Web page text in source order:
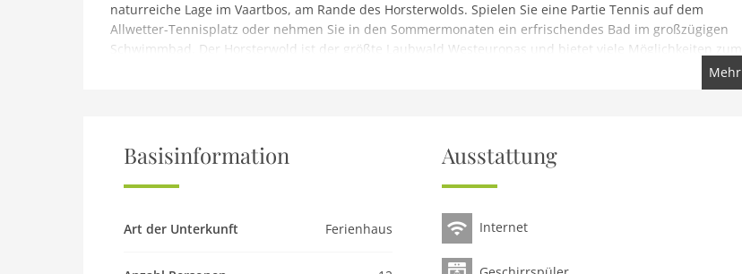
naturreiche Lage im Vaartbos, am Rande des Horsterwolds. Spielen Sie eine Partie Tennis auf dem
Allwetter-Tennisplatz oder nehmen Sie in den Sommermonaten ein erfrischendes Bad im großzügigen
Schwimmbad. Der Horsterwold ist der größte Laubwald Westeuropas und bietet viele Möglichkeiten zum
Wandern und Radfahren. Natürlich gibt es auch verschiedene Wassersportmöglichkeiten; steigen Sie in
Hinweis: Moderne Villa am Wald in Zeewolde
Die Kosten für das Aufladen von Elektro- oder Hybridautos (wenn möglich) richten sich immer nach dem
von Personen unter 23 Jahren sind nicht gestattetDas Organisieren von Studentenfeiern,
Junggesellenabschieden und Trinkfeiern ist in diesem Haus verbotenDieses Ferienhaus steht nur für
Erholungszwecke zur Verfügung. Buchungen im Namen von Unternehmen werden storniert und
Mehr
Basisinformation
Art der Unterkunft Ferienhaus
Ausstattung
Internet